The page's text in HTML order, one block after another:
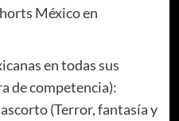
México en
en todas sus
de competencia):
(Terror, fantasía y